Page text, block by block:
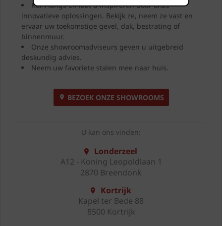
Kom langs en laat u inspireren door onze
innovatieve oplossingen. Bekijk ze, neem ze vast en
ervaar uw toekomstige gevel, dak, bestrating of
binnenmuur.
Onze showroomadviseurs geven u uitgebreid
deskundig advies.
Neem uw favoriete stalen mee naar huis.
BEZOEK ONZE SHOWROOMS
U kan ons vinden:
Londerzeel
A12 - Koning Leopoldlaan 1
2870 Breendonk
Kortrijk
Kapel ter Bede 88
8500 Kortrijk